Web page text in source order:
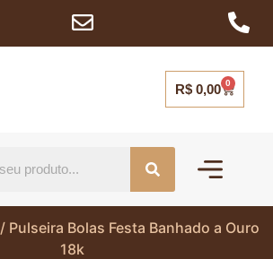
R$0,00 0
/ Pulseira Bolas Festa Banhado a Ouro
18k